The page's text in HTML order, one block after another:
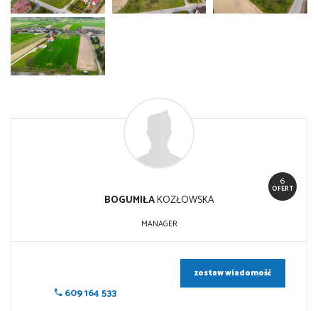
6
OFERT
BOGUMIŁAKOZŁOWSKA
MANAGER
609 164 533
zostaw wiadomość